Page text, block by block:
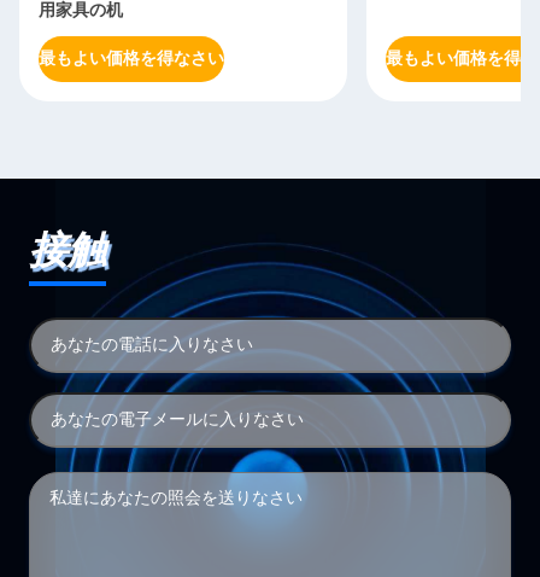
用家具の机
最もよい価格を得なさい 最もよい価格を得
接触